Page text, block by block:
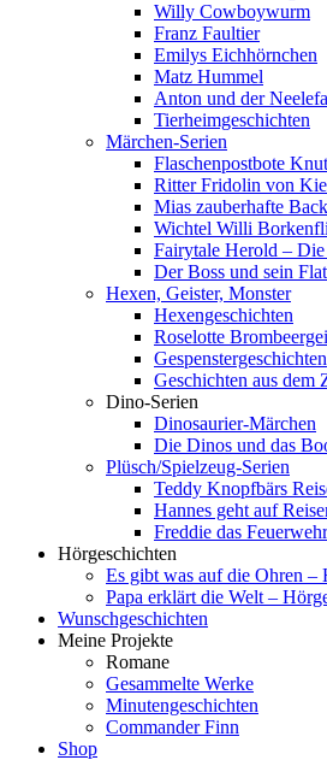
Willy Cowboywurm
Franz Faultier
Emilys Eichhörnchen
Matz Hummel
Anton und der
Tierheimgeschichten
Märchen-Serien
Flaschenpostbote Knut
Ritter Fridolin von
Mias zauberhafte
Wichtel Willi
Fairytale Herold –
Der Boss und sein
Hexen, Geister, Monster
Hexengeschichten
Roselotte
Gespenstergeschichten
Geschichten aus dem
Dino-Serien
Dinosaurier-Märchen
Die Dinos und das
Plüsch/Spielzeug-Serien
Teddy Knopfbärs
Hannes geht auf
Freddie das
Hörgeschichten
Es gibt was auf die Ohren –
Papa erklärt die Welt –
Wunschgeschichten
Meine Projekte
Romane
Gesammelte Werke
Minutengeschichten
Commander Finn
Shop